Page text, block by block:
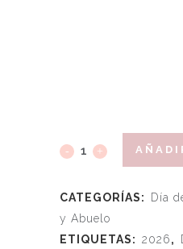
CATEGORÍAS: Día
y Abuelo
ETIQUETAS: 2026,